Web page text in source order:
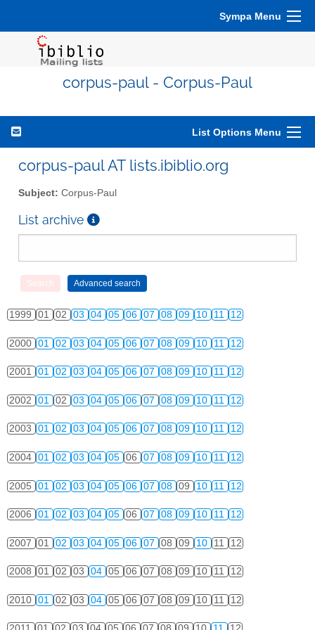
Sympa Menu
corpus-paul - Corpus-Paul
List Options Menu
corpus-paul AT lists.ibiblio.org
Subject: Corpus-Paul
List archive
1999 01 02 03 04 05 06 07 08 09 10 11 12
2000 01 02 03 04 05 06 07 08 09 10 11 12
2001 01 02 03 04 05 06 07 08 09 10 11 12
2002 01 02 03 04 05 06 07 08 09 10 11 12
2003 01 02 03 04 05 06 07 08 09 10 11 12
2004 01 02 03 04 05 06 07 08 09 10 11 12
2005 01 02 03 04 05 06 07 08 09 10 11 12
2006 01 02 03 04 05 06 07 08 09 10 11 12
2007 01 02 03 04 05 06 07 08 09 10 11 12
2008 01 02 03 04 05 06 07 08 09 10 11 12
2010 01 02 03 04 05 06 07 08 09 10 11 12